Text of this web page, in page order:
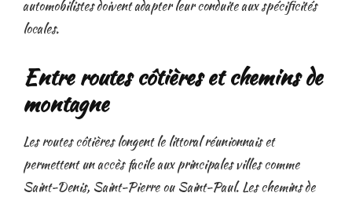
automobilistes doivent adapter leur conduite aux spécificités
locales.
Entre routes côtières et chemins de
montagne
Les routes côtières longent le littoral réunionnais et
permettent un accès facile aux principales villes comme
Saint-Denis, Saint-Pierre ou Saint-Paul. Les chemins de